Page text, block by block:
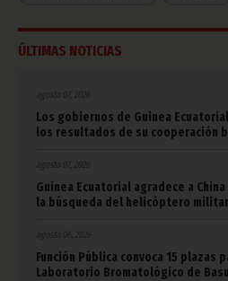
ÚLTIMAS NOTICIAS
agosto 07, 2026
Los gobiernos de Guinea
los resultados de su cooperación
agosto 07, 2026
Guinea Ecuatorial agradece a
la búsqueda del helicóptero
agosto 06, 2026
Función Pública convoca 15 plazas
Laboratorio Bromatológico de